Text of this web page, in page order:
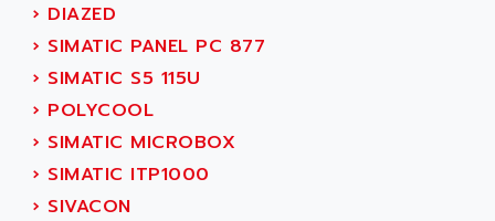
ADDER
ADDI DATA
ADEL SYSTEM
ADEPT
ADEPT TECHNOLOGY
ADES
ADETEC
› DIAZED
› SIMATIC PANEL PC 877
› SIMATIC S5 115U
› POLYCOOL
› SIMATIC MICROBOX
› SIMATIC ITP1000
› SIVACON